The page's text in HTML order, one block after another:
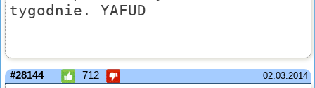
tygodnie. YAFUD
02.03.2014
#28144 712